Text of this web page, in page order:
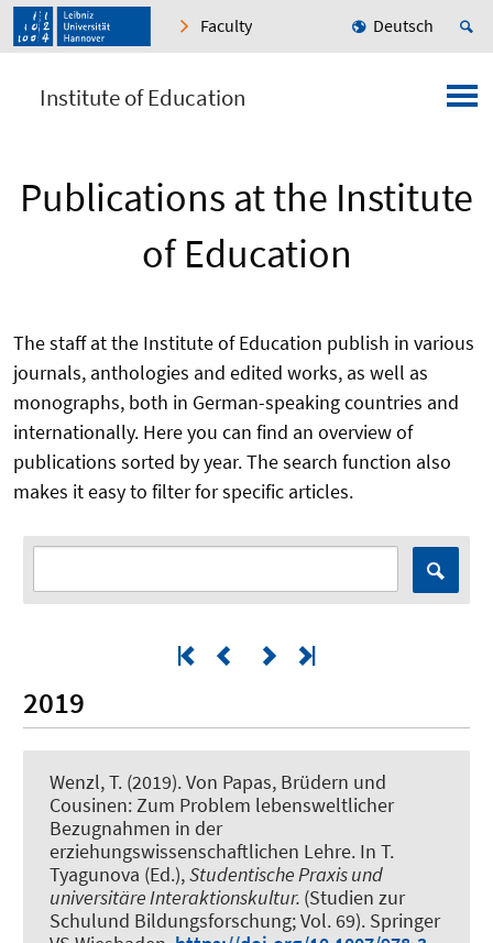
Faculty Deutsch
Institute of Education
Publications at the Institute
of Education
The staff at the Institute of Education publish in various
journals, anthologies and edited works, as well as
monographs, both in German-speaking countries and
internationally. Here you can find an overview of
publications sorted by year. The search function also
makes it easy to filter for specific articles.
2019
Wenzl, T. (2019).Von Papas, Brüdern und
Cousinen: Zum Problem lebensweltlicher
Bezugnahmen in der
erziehungswissenschaftlichen Lehre. In T.
Tyagunova (Ed.),Studentische Praxis und
universitäre Interaktionskultur. (Studien zur
Schulund Bildungsforschung; Vol. 69). Springer